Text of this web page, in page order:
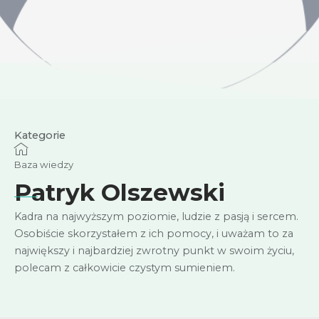
Kategorie
Baza wiedzy
Patryk Olszewski
Kadra na najwyższym poziomie, ludzie z pasją i sercem.
Osobiście skorzystałem z ich pomocy, i uważam to za
największy i najbardziej zwrotny punkt w swoim życiu,
polecam z całkowicie czystym sumieniem.